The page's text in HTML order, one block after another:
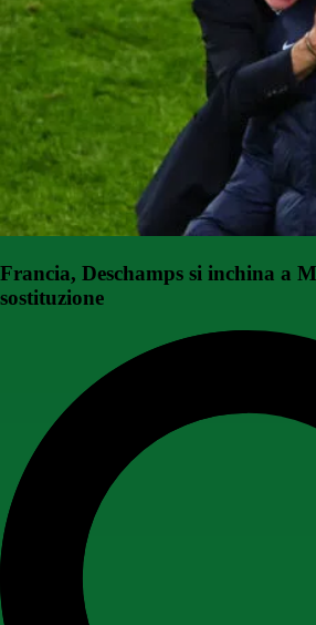
Francia, Deschamps si inchina a
sostituzione